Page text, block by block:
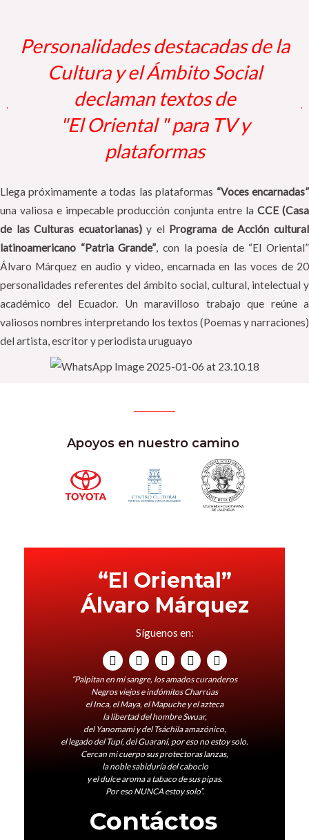
Personalidades destacadas de la
Cultura y el Ámbito Social
declaman textos de
"El Oriental " para TV y
plataformas
Llega próximamente a todas las plataformas “Voces encarnadas”
una valiosa e impecable producción conjunta entre la CCE (Casa
de las Culturas ecuatorianas)y el Programa de Acción cultural
latinoamericano “Patria Grande”, con la poesía de “El Oriental”
Álvaro Márquez en audio y video, encarnada en las voces de 20
personalidades referentes del ámbito social, cultural, intelectual y
académico del Ecuador. Un maravilloso trabajo que reúne a
valiosos nombres interpretando los textos (Poemas y narraciones)
del artista, escritor y periodista uruguayo
Apoyos en nuestro camino
“El Oriental”
Álvaro Márquez
Síguenos en:
“Palpitan en mi sangre, los amados curanderos
Negros viejos e indómitos Charrúas
el Inca, el Maya, el Mapuche y el azteca
la libertad del hombre Swuar,
del Yanomami y del Tsáchila amazónico,
el legado del Tupí, del Guaraní, por eso no estoy solo.
Cercan mi cuerpo sus protectoras lanzas,
la noble sabiduría del caboclo
y el dulce aroma a tabaco de sus pipas.
Por eso NUNCA estoy solo”.
Contáctos